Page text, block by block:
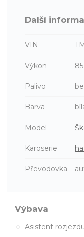
Další
VIN
Výkon
Palivo
Barva
Model
Karoserie
Převodovka
Výbava
Asistent